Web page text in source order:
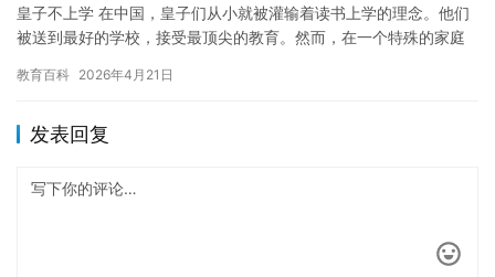
皇子不上学 在中国，皇子们从小就被灌输着读书上学的理念。他们
被送到最好的学校，接受最顶尖的教育。然而，在一个特殊的家庭
普…
教育百科 2026年4月21日
发表回复